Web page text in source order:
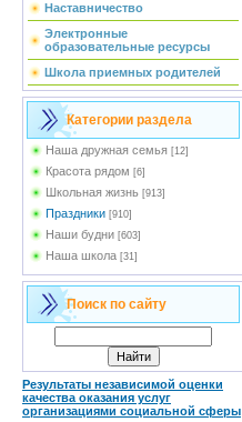
Наставничество
Электронные
образовательные ресурсы
Школа приемных родителей
Категории раздела
Наша дружная семья [12]
Красота рядом [6]
Школьная жизнь [913]
Праздники [910]
Наши будни [603]
Наша школа [31]
Поиск по сайту
Результаты независимой оценки
качества оказания услуг
организациями социальной сферы